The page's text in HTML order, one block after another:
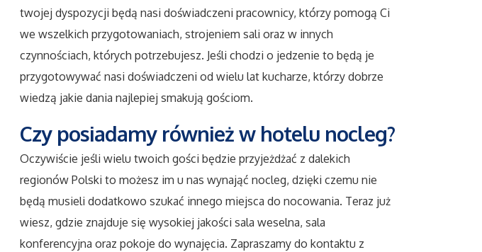
twojej dyspozycji będą nasi doświadczeni pracownicy, którzy pomogą Ci
we wszelkich przygotowaniach, strojeniem sali oraz w innych
czynnościach, których potrzebujesz. Jeśli chodzi o jedzenie to będą je
przygotowywać nasi doświadczeni od wielu lat kucharze, którzy dobrze
wiedzą jakie dania najlepiej smakują gościom.
Czy posiadamy również w hotelu nocleg?
Oczywiście jeśli wielu twoich gości będzie przyjeżdżać z dalekich
regionów Polski to możesz im u nas wynająć nocleg, dzięki czemu nie
będą musieli dodatkowo szukać innego miejsca do nocowania. Teraz już
wiesz, gdzie znajduje się wysokiej jakości sala weselna, sala
konferencyjna oraz pokoje do wynajęcia. Zapraszamy do kontaktu z